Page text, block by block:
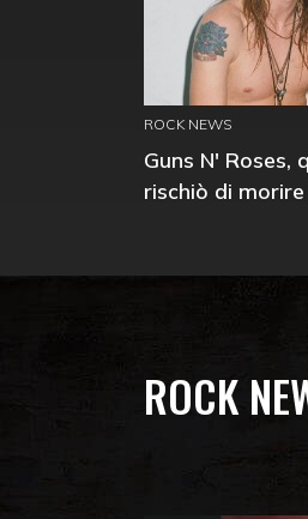
ROCK NEWS
Guns N' Roses,
rischiò di
ROCK